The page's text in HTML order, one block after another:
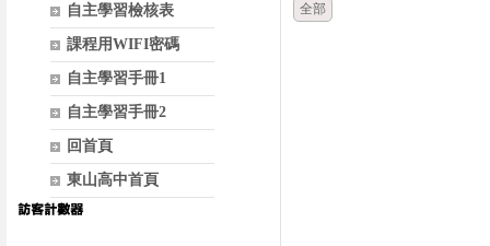
自主學習檢核表
課程用WIFI密碼
自主學習手冊1
自主學習手冊2
回首頁
東山高中首頁
全部